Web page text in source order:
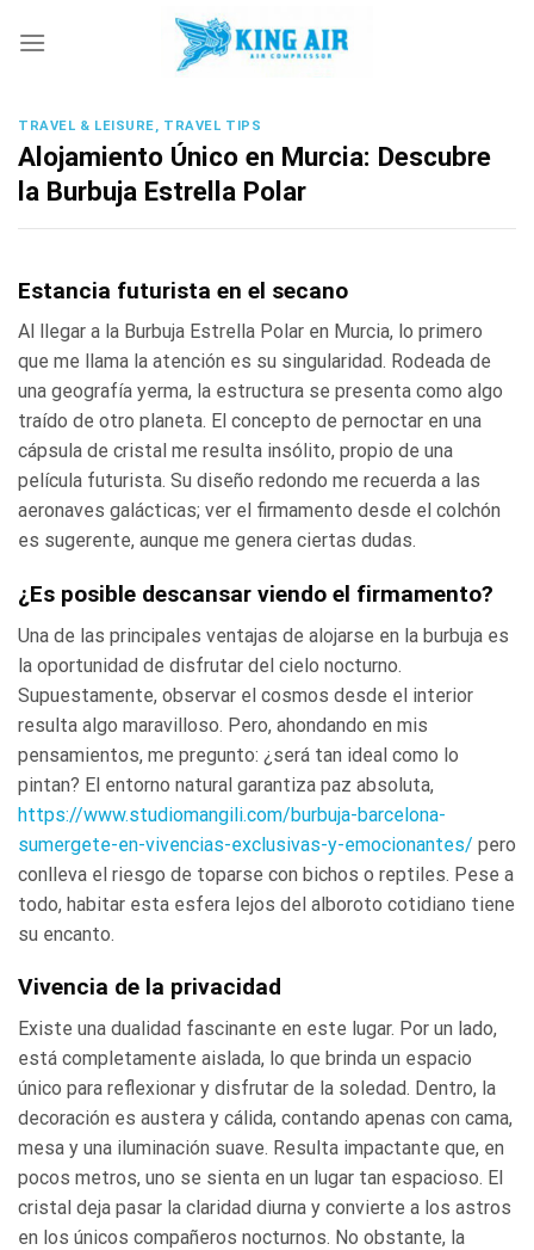
TRAVEL & LEISURE, TRAVEL TIPS
Alojamiento Único en Murcia: Descubre
la Burbuja Estrella Polar
Estancia futurista en el secano
Al llegar a la Burbuja Estrella Polar en Murcia, lo primero
que me llama la atención es su singularidad. Rodeada de
una geografía yerma, la estructura se presenta como algo
traído de otro planeta. El concepto de pernoctar en una
cápsula de cristal me resulta insólito, propio de una
película futurista. Su diseño redondo me recuerda a las
aeronaves galácticas; ver el firmamento desde el colchón
es sugerente, aunque me genera ciertas dudas.
¿Es posible descansar viendo el firmamento?
Una de las principales ventajas de alojarse en la burbuja es
la oportunidad de disfrutar del cielo nocturno.
Supuestamente, observar el cosmos desde el interior
resulta algo maravilloso. Pero, ahondando en mis
pensamientos, me pregunto: ¿será tan ideal como lo
pintan? El entorno natural garantiza paz absoluta,
https://www.studiomangili.com/burbuja-barcelona-
sumergete-en-vivencias-exclusivas-y-emocionantes/ pero
conlleva el riesgo de toparse con bichos o reptiles. Pese a
todo, habitar esta esfera lejos del alboroto cotidiano tiene
su encanto.
Vivencia de la privacidad
Existe una dualidad fascinante en este lugar. Por un lado,
está completamente aislada, lo que brinda un espacio
único para reflexionar y disfrutar de la soledad. Dentro, la
decoración es austera y cálida, contando apenas con cama,
mesa y una iluminación suave. Resulta impactante que, en
pocos metros, uno se sienta en un lugar tan espacioso. El
cristal deja pasar la claridad diurna y convierte a los astros
en los únicos compañeros nocturnos. No obstante, la